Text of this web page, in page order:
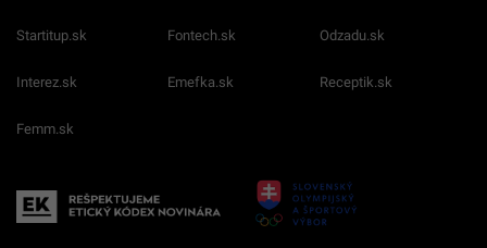
Startitup.sk Fontech.sk Odzadu.sk
Interez.sk Emefka.sk Receptik.sk
Femm.sk